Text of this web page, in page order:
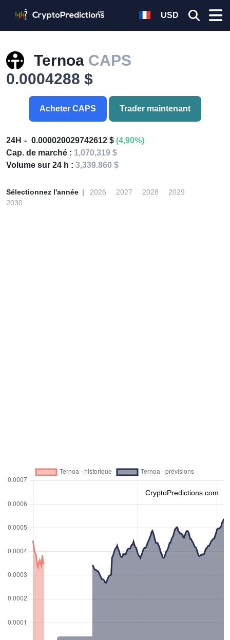
USD
Ternoa CAPS
0.0004288 $
Acheter CAPS Trader maintenant
24H 0.000020029742612 $ (4,90%)
Cap. de marché : 1,070,319 $
Volume sur 24 h : 3,339.860 $
Sélectionnez l'année 2026 2027 2028
2029
2030
CryptoPredictions.com